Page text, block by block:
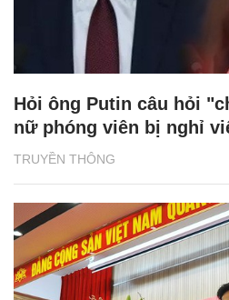
TRUYỀN THÔNG
Hỏi ông Putin câu hỏi
nữ phóng viên bị nghỉ